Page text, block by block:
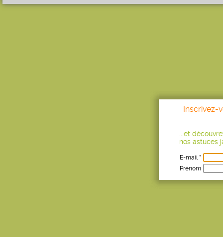
Inscrivez-
...et
nos astuces
E-mail *
Prénom
Age